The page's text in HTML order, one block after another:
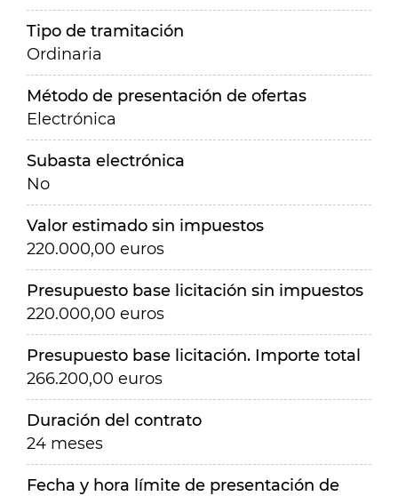
Tipo de tramitación
Ordinaria
Método de presentación de ofertas
Electrónica
Subasta electrónica
No
Valor estimado sin impuestos
220.000,00 euros
Presupuesto base licitación sin impuestos
220.000,00 euros
Presupuesto base licitación. Importe total
266.200,00 euros
Duración del contrato
24 meses
Fecha y hora límite de presentación de